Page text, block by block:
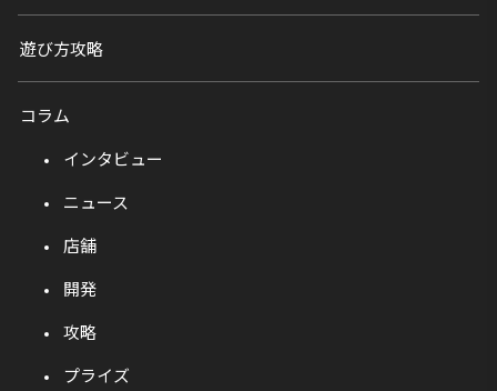
遊び方攻略
コラム
インタビュー
ニュース
店舗
開発
攻略
プライズ